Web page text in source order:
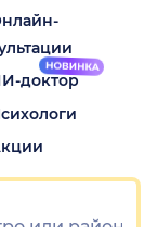
доктор